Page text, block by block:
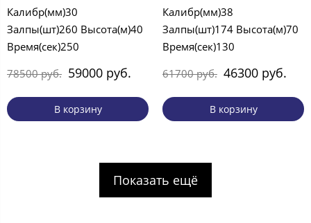
Калибр(мм)30
Залпы(шт)260 Высота(м)40
Время(сек)250
78500 руб. 59000 руб.
В корзину
Калибр(мм)38
Залпы(шт)174 Высота(м)70
Время(сек)130
61700 руб. 46300 руб.
В корзину
Показать ещё